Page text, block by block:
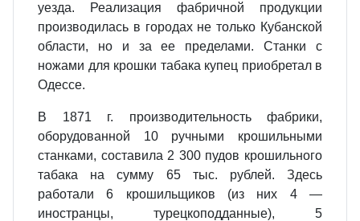
уезда. Реализация фабричной продукции
производилась в городах не только Кубанской
области, но и за ее пределами. Станки с
ножами для крошки табака купец приобретал в
Одессе.
В 1871 г. производительность фабрики,
оборудованной 10 ручными крошильными
станками, составила 2 300 пудов крошильного
табака на сумму 65 тыс. рублей. Здесь
работали 6 крошильщиков (из них 4 —
иностранцы, турецкоподданные), 5